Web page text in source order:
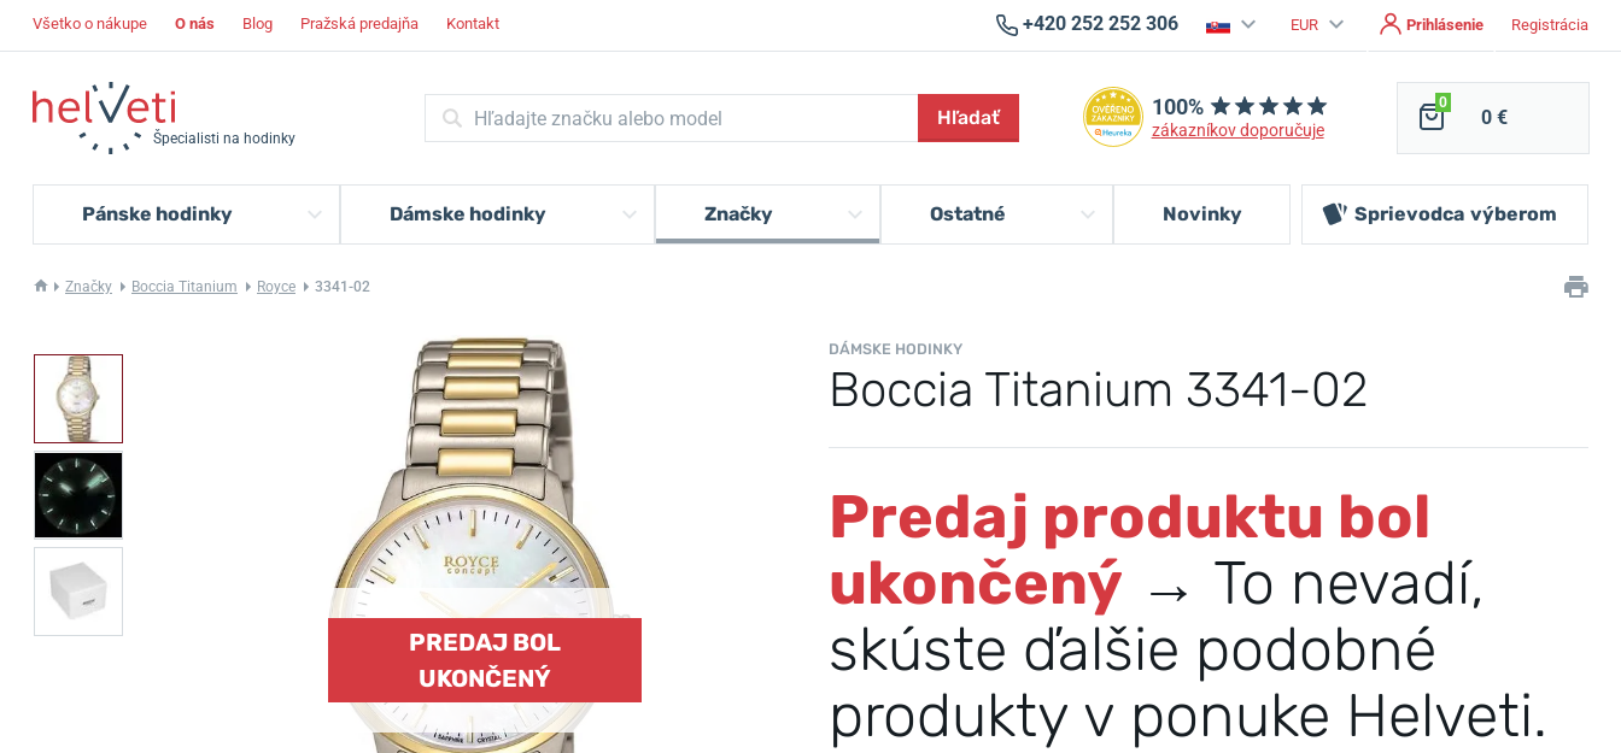
Všetko o nákupe O nás Blog Pražská predajňa Kontakt +420 252 252 306 EUR Prihlásenie Registrácia
Špecialisti na hodinky
Hľadať 100%
zákazníkov doporučuje
0
0 €
Pánske hodinky Dámske hodinky Značky Ostatné Novinky Sprievodca výberom
Značky Boccia Titanium Royce 3341-02
DÁMSKE HODINKY
Boccia Titanium 3341-02
PREDAJ BOL
UKONČENÝ
Predaj produktu bol
ukončený → To nevadí,
skúste ďalšie podobné
produkty v ponuke Helveti.